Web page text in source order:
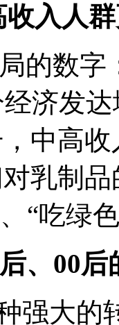
收入人
的数字
济发
中高
乳制
、“吃绿
后、 00
强大的